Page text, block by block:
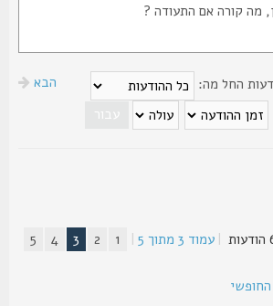
קורה אם התעודה ?
החל מה:
|עמוד3מתוך5
|
1
5